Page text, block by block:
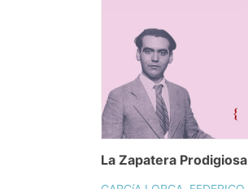
La Zapatera Prodigiosa